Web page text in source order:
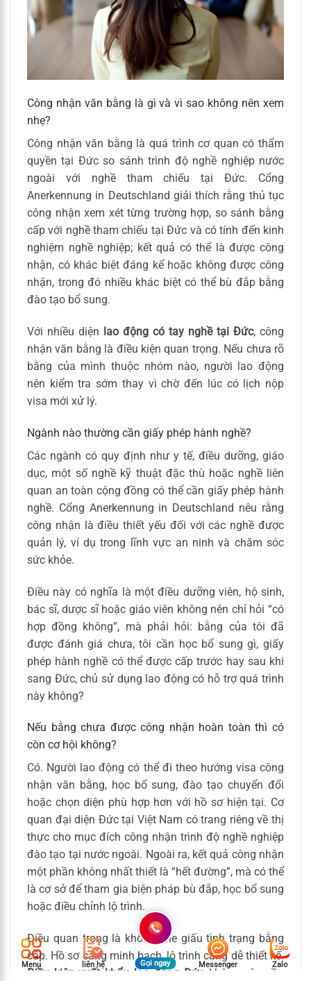
Công nhận văn bằng là gì và vì sao không nên xem
nhẹ?
Công nhận văn bằng là quá trình cơ quan có thẩm
quyền tại Đức so sánh trình độ nghề nghiệp nước
ngoài với nghề tham chiếu tại Đức. Cổng
Anerkennung in Deutschland giải thích rằng thủ tục
công nhận xem xét từng trường hợp, so sánh bằng
cấp với nghề tham chiếu tại Đức và có tính đến kinh
nghiệm nghề nghiệp; kết quả có thể là được công
nhận, có khác biệt đáng kể hoặc không được công
nhận, trong đó nhiều khác biệt có thể bù đắp bằng
đào tạo bổ sung.
Với nhiều diện lao động có tay nghề tại Đức, công
nhận văn bằng là điều kiện quan trọng. Nếu chưa rõ
bằng của mình thuộc nhóm nào, người lao động
nên kiểm tra sớm thay vì chờ đến lúc có lịch nộp
visa mới xử lý.
Ngành nào thường cần giấy phép hành nghề?
Các ngành có quy định như y tế, điều dưỡng, giáo
dục, một số nghề kỹ thuật đặc thù hoặc nghề liên
quan an toàn cộng đồng có thể cần giấy phép hành
nghề. Cổng Anerkennung in Deutschland nêu rằng
công nhận là điều thiết yếu đối với các nghề được
quản lý, ví dụ trong lĩnh vực an ninh và chăm sóc
sức khỏe.
Điều này có nghĩa là một điều dưỡng viên, hộ sinh,
bác sĩ, dược sĩ hoặc giáo viên không nên chỉ hỏi “có
hợp đồng không”, mà phải hỏi: bằng của tôi đã
được đánh giá chưa, tôi cần học bổ sung gì, giấy
phép hành nghề có thể được cấp trước hay sau khi
sang Đức, chủ sử dụng lao động có hỗ trợ quá trình
này không?
Nếu bằng chưa được công nhận hoàn toàn thì có
còn cơ hội không?
Có. Người lao động có thể đi theo hướng visa công
nhận văn bằng, học bổ sung, đào tạo chuyển đổi
hoặc chọn diện phù hợp hơn với hồ sơ hiện tại. Cơ
quan đại diện Đức tại Việt Nam có trang riêng về thị
thực cho mục đích công nhận trình độ nghề nghiệp
đào tạo tại nước ngoài. Ngoài ra, kết quả công nhận
một phần không nhất thiết là “hết đường”, mà có thể
là cơ sở để tham gia biện pháp bù đắp, học bổ sung
hoặc điều chỉnh lộ trình.
Điều quan trọng là không che giấu tình trạng bằng
cấp. Hồ sơ càng minh bạch, lộ trình càng dễ thiết kế.
Điều kiện xuất khẩu lao động Đức không yêu cầu
Menu liên hệ Gọi ngay Messenger Zalo